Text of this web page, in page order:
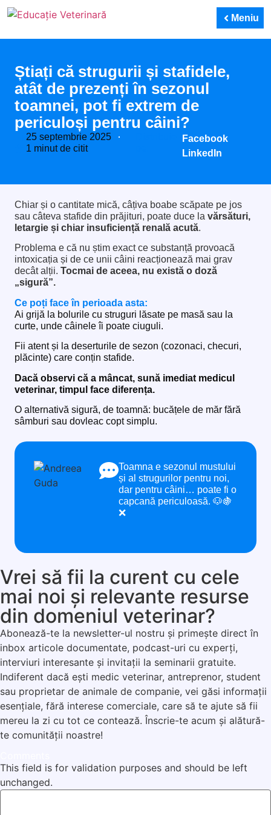
Meniu
Știați că strugurii și stafidele,
atât de prezenți în sezonul
toamnei, pot fi extrem de
periculoși pentru câini?
25 septembrie 2025
1 minut de citit
Facebook
LinkedIn
Chiar și o cantitate mică, câțiva boabe scăpate pe jos
sau câteva stafide din prăjituri, poate duce la vărsături,
letargie și chiar insuficiență renală acută.
Problema e că nu știm exact ce substanță provoacă
intoxicația și de ce unii câini reacționează mai grav
decât alții. Tocmai de aceea, nu există o doză
„sigură”.
Ce poți face în perioada asta:
Ai grijă la bolurile cu struguri lăsate pe masă sau la
curte, unde câinele îi poate ciuguli.
Fii atent și la deserturile de sezon (cozonaci, checuri,
plăcinte) care conțin stafide.
Dacă observi că a mâncat, sună imediat medicul
veterinar, timpul face diferența.
O alternativă sigură, de toamnă: bucățele de măr fără
sâmburi sau dovleac copt simplu.
Toamna e sezonul mustului
și al strugurilor pentru noi,
dar pentru câini… poate fi o
capcană periculoasă. 🐶🍇
❌
Vrei să fii la curent cu cele
mai noi și relevante resurse
din domeniul veterinar?
Abonează-te la newsletter-ul nostru și primește direct în
inbox articole documentate, podcast-uri cu experți,
interviuri interesante și invitații la seminarii gratuite.
Indiferent dacă ești medic veterinar, antreprenor, student
sau proprietar de animale de companie, vei găsi informații
esențiale, fără interese comerciale, care să te ajute să fii
mereu la zi cu tot ce contează. Înscrie-te acum și alătură-
te comunității noastre!
This field is for validation purposes and should be left
unchanged.